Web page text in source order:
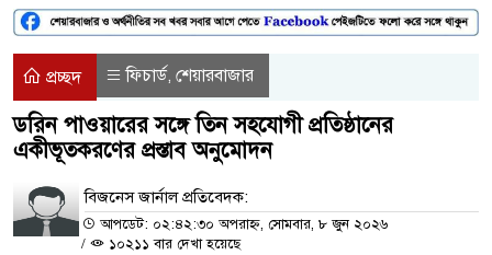
প্রচ্ছদ ফিচার্ড, শেয়ারবাজার
ডরিন পাওয়ারের সঙ্গে তিন সহযোগী প্রতিষ্ঠানের
একীভূতকরণের প্রস্তাব অনুমোদন
বিজনেস জার্নাল প্রতিবেদক:
আপডেট: ০২:৪২:৩০ অপরাহ্ন, সোমবার, ৮ জুন ২০২৬
/
১০২১১ বার দেখা হয়েছে